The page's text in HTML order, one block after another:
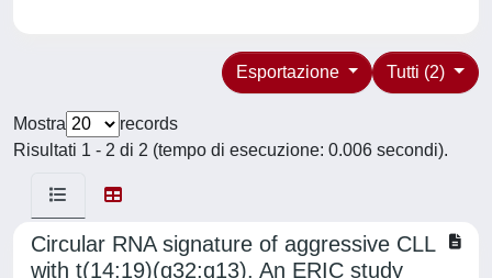
Tutti (2)
Esportazione
Mostra
records
Risultati 1 - 2 di 2 (tempo di esecuzione: 0.006 secondi).
Circular RNA signature of aggressive CLL
with t(14;19)(q32;q13). An ERIC study